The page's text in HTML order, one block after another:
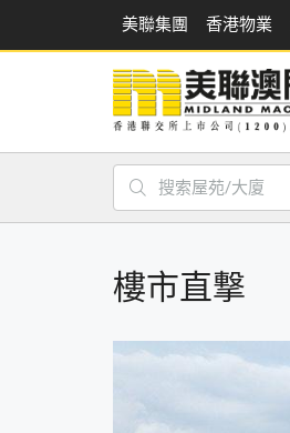
美聯集團 香港物業
樓市直撃